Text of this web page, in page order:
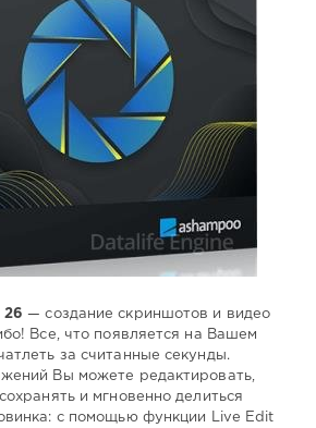
26 — создание скриншотов и видео
Все, что появляется на Вашем
за считанные секунды.
Вы можете редактировать,
и мгновенно делиться
с помощью функции Live Edit